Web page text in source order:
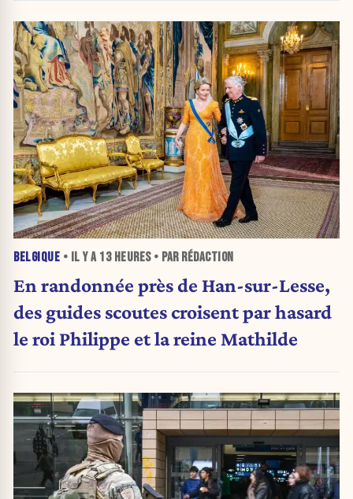
BELGIQUE • IL Y A 13 HEURES• PAR RÉDACTION
En randonnée près de Han-sur-Lesse,
des guides scoutes croisent par hasard
le roi Philippe et la reine Mathilde